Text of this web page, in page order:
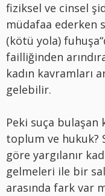
fiziksel ve cinsel
müdafaa ederken
(kötü yola)
failliğinden
kadın kavramları
gelebilir.
Peki suça bulaşan
toplum ve hukuk?
göre yargılanır
gelmeleri ile bir
arasında fark var